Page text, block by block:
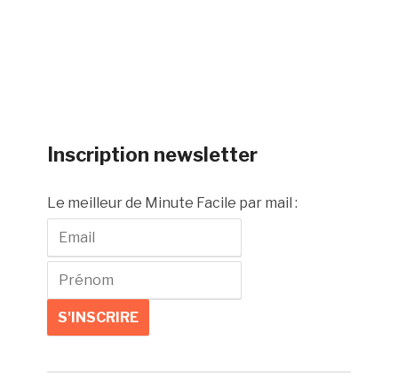
Inscription newsletter
Le meilleur de Minute Facile par mail :